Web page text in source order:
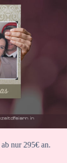
nur 295€ an.